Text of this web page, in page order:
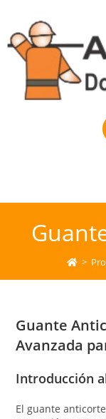
>
Guante
Avanzada
Introducción
El guante